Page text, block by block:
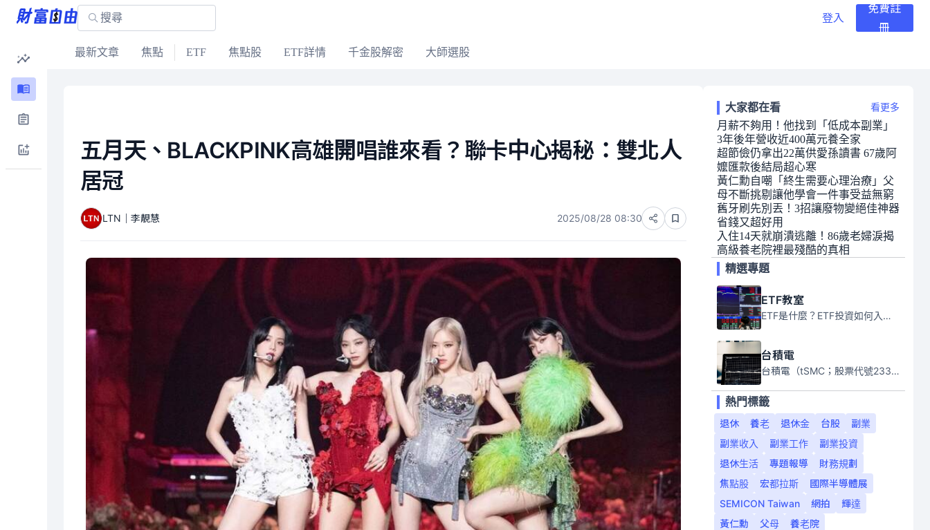
登入
免費註
冊
最新文章 焦點 ETF 焦點股 ETF詳情 千金股解密 大師選股
五月天、BLACKPINK高雄開唱誰來看？聯卡中心揭秘：雙北人
居冠
LTN｜李靚慧 2025/08/28 08:30
大家都在看 看更多
月薪不夠用！他找到「低成本副業」
3年後年營收近400萬元養全家
超節儉仍拿出22萬供愛孫讀書 67歲阿
嬤匯款後結局超心寒
黃仁勳自嘲「終生需要心理治療」父
母不斷挑剔讓他學會一件事受益無窮
舊牙刷先別丟！3招讓廢物變絕佳神器
省錢又超好用
入住14天就崩潰逃離！86歲老婦淚揭
高級養老院裡最殘酷的真相
精選專題
ETF教室
ETF是什麼？ETF投資如何入門？本系列專題文章將會告訴你新手必須知道的ETF基礎知識。
台積電
台積電（tSMC；股票代號2330）是全球領先的半導體代工公司，成立於1987年，總部位於台灣新竹。且已於美國、日本、德國及中國設廠，台積電是全球首家專業積體電路製造服務公司，也是全球最先進和最大規模的半導體代工廠。
熱門標籤
退休
養老 退休金 台股
副業
副業收入
副業工作
副業投資
退休生活
專題報導
財務規劃
焦點股
宏都拉斯
國際半導體展
SEMICON Taiwan
網拍
輝達
黃仁勳
父母 養老院